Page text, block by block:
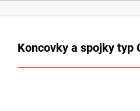
Koncovky a spojky typ